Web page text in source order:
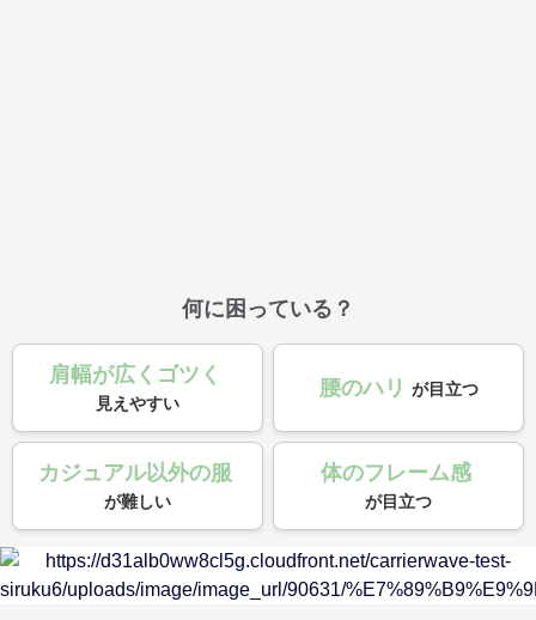
何に困っている？
肩幅が広くゴツく
見えやすい
腰のハリ が目立つ
カジュアル以外の服
が難しい
体のフレーム感
が目立つ